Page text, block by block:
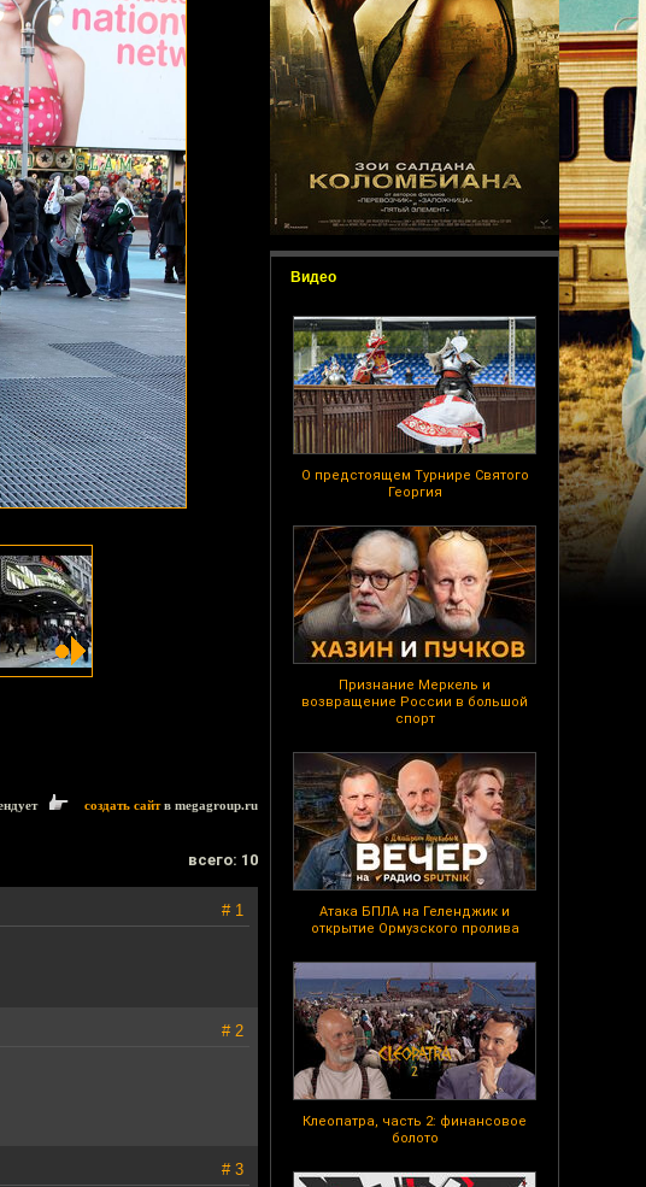
Видео
О предстоящем Турнире Святого
Георгия
Признание Меркель и
возвращение России в большой
спорт
Атака БПЛА на Геленджик и
открытие Ормузского пролива
Клеопатра, часть 2: финансовое
болото
создать сайтв megagroup.ru
всего: 10
# 1
# 2
# 3